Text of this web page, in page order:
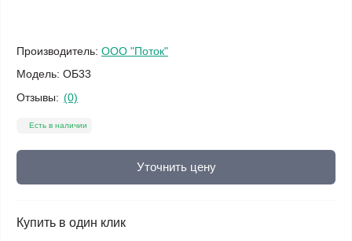
Производитель: ООО "Поток"
Модель: ОБ33
Отзывы: (0)
Есть в наличии
Уточнить цену
Купить в один клик